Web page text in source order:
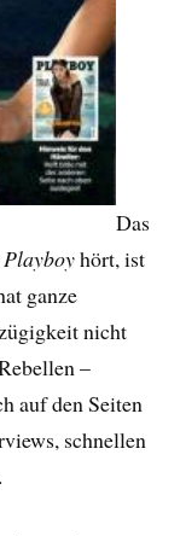
Das
Playboyhört, ist
ganze
nicht
–
auf den Seiten
schnellen